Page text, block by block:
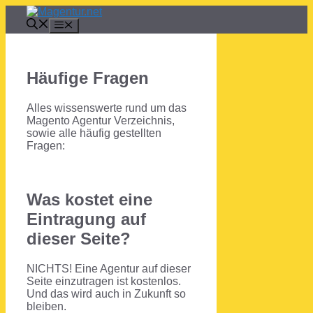
Inhalt
springen
Häufige Fragen
Alles wissenswerte rund um das
Magento Agentur Verzeichnis,
sowie alle häufig gestellten
Fragen:
Was kostet eine
Eintragung auf
dieser Seite?
NICHTS! Eine Agentur auf dieser
Seite einzutragen ist kostenlos.
Und das wird auch in Zukunft so
bleiben.